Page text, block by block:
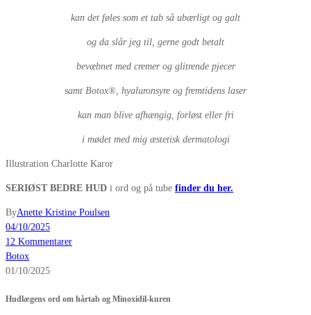
kan det føles som et tab så ubærligt og galt
og da slår jeg til, gerne godt betalt
bevæbnet med cremer og glitrende pjecer
samt Botox®, hyaluronsyre og fremtidens laser
kan man blive afhængig, forløst eller fri
i mødet med mig æstetisk dermatologi
Illustration Charlotte Karor
SERIØST BEDRE HUD i ord og på tube finder du her.
ByAnette Kristine Poulsen
04/10/2025
12 Kommentarer
Botox
01/10/2025
Hudlægens ord om hårtab og Minoxidil-kuren